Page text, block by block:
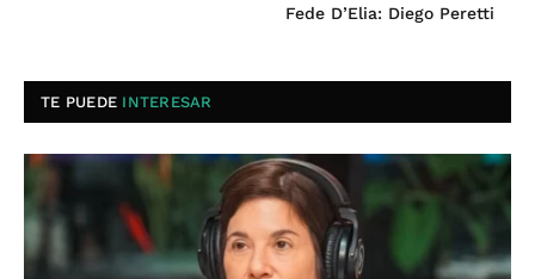
Fede D’Elia: Diego Peretti
TE PUEDE INTERESAR